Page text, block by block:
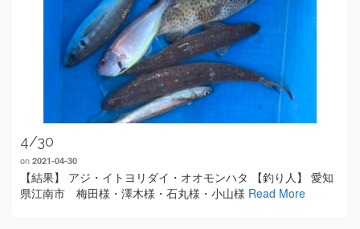
4/30
on 2021-04-30
【結果】 アジ・イトヨリダイ・オオモンハタ 【釣り人】 愛知
県江南市 梅田様・澤木様・石丸様・小山様 Read More